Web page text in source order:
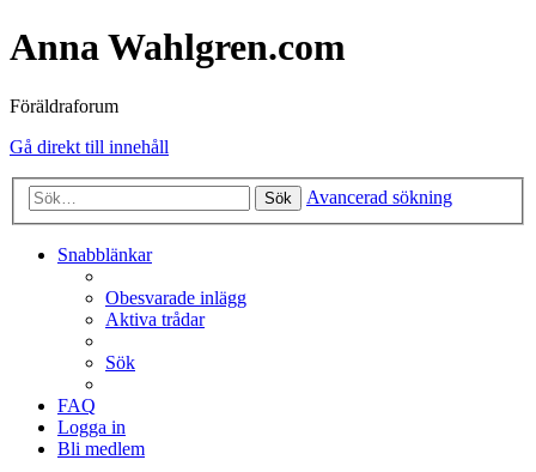
Anna Wahlgren.com
Föräldraforum
Gå direkt till innehåll
Sök Avancerad sökning
Snabblänkar
Obesvarade inlägg
Aktiva trådar
Sök
FAQ
Logga in
Bli medlem